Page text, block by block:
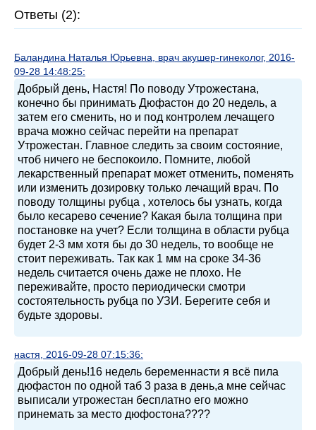
Ответы (2):
Баландина Наталья Юрьевна, врач акушер-гинеколог, 2016-
09-28 14:48:25:
Добрый день, Настя! По поводу Утрожестана,
конечно бы принимать Дюфастон до 20 недель, а
затем его сменить, но и под контролем лечащего
врача можно сейчас перейти на препарат
Утрожестан. Главное следить за своим состояние,
чтоб ничего не беспокоило. Помните, любой
лекарственный препарат может отменить, поменять
или изменить дозировку только лечащий врач. По
поводу толщины рубца , хотелось бы узнать, когда
было кесарево сечение? Какая была толщина при
постановке на учет? Если толщина в области рубца
будет 2-3 мм хотя бы до 30 недель, то вообще не
стоит переживать. Так как 1 мм на сроке 34-36
недель считается очень даже не плохо. Не
переживайте, просто периодически смотри
состоятельность рубца по УЗИ. Берегите себя и
будьте здоровы.
настя, 2016-09-28 07:15:36:
Добрый день!16 недель беременнасти я всё пила
дюфастон по одной таб 3 раза в день,а мне сейчас
выписали утрожестан бесплатно его можно
принемать за место дюфостона????